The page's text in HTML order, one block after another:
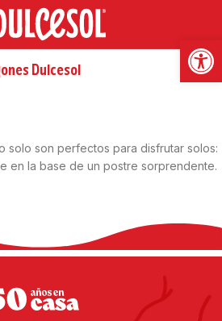
Dulcesol
solo son perfectos para disfrutar solos:
en la base de un postre sorprendente.